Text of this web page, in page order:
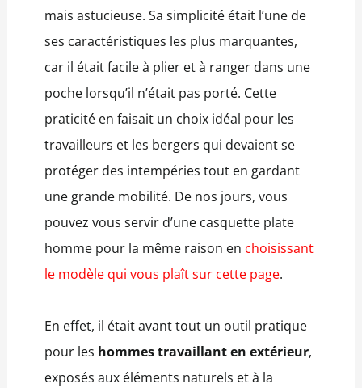
mais astucieuse. Sa simplicité était l’une de
ses caractéristiques les plus marquantes,
car il était facile à plier et à ranger dans une
poche lorsqu’il n’était pas porté. Cette
praticité en faisait un choix idéal pour les
travailleurs et les bergers qui devaient se
protéger des intempéries tout en gardant
une grande mobilité. De nos jours, vous
pouvez vous servir d’une casquette plate
homme pour la même raison en choisissant
le modèle qui vous plaît sur cette page.
En effet, il était avant tout un outil pratique
pour les hommes travaillant en extérieur,
exposés aux éléments naturels et à la